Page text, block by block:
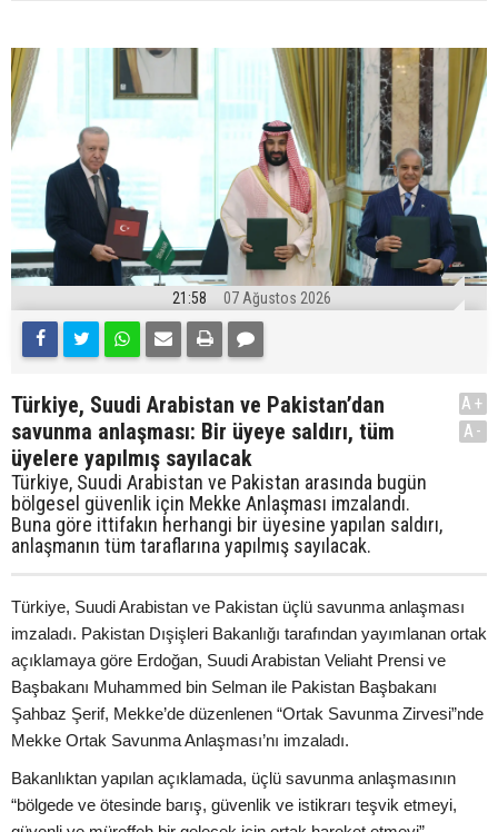
21:58 07 Ağustos 2026
Türkiye, Suudi Arabistan ve Pakistan’dan
savunma anlaşması: Bir üyeye saldırı, tüm
üyelere yapılmış sayılacak
Türkiye, Suudi Arabistan ve Pakistan arasında bugün
bölgesel güvenlik için Mekke Anlaşması imzalandı.
Buna göre ittifakın herhangi bir üyesine yapılan saldırı,
anlaşmanın tüm taraflarına yapılmış sayılacak.
A+
A-
Türkiye, Suudi Arabistan ve Pakistan üçlü savunma anlaşması
imzaladı. Pakistan Dışişleri Bakanlığı tarafından yayımlanan ortak
açıklamaya göre Erdoğan, Suudi Arabistan Veliaht Prensi ve
Başbakanı Muhammed bin Selman ile Pakistan Başbakanı
Şahbaz Şerif, Mekke’de düzenlenen “Ortak Savunma Zirvesi”nde
Mekke Ortak Savunma Anlaşması’nı imzaladı.
Bakanlıktan yapılan açıklamada, üçlü savunma anlaşmasının
“bölgede ve ötesinde barış, güvenlik ve istikrarı teşvik etmeyi,